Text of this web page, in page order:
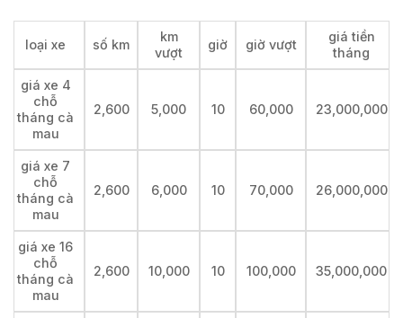
loại xe số km
km
vượt
giờ giờ vượt
giá tiền
tháng
giá xe 4
chỗ
tháng cà
mau
2,600 5,000 10 60,000 23,000,000
giá xe 7
chỗ
tháng cà
mau
2,600 6,000 10 70,000 26,000,000
giá xe 16
chỗ
tháng cà
mau
2,600 10,000 10 100,000 35,000,000